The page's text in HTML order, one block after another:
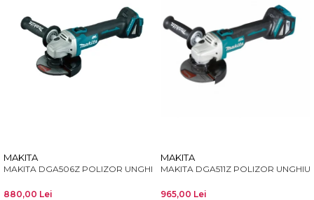
MAKITA
MAKITA DGA506Z POLIZOR UNGHIULAR 125MM
880,00 Lei
MAKITA
MAKITA DGA511Z POLIZOR
965,00 Lei